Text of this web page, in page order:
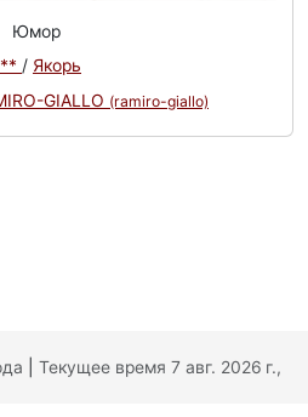
Юмор
/ Якорь
GIALLO (ramiro-giallo)
Текущее время 7 авг. 2026 г.,